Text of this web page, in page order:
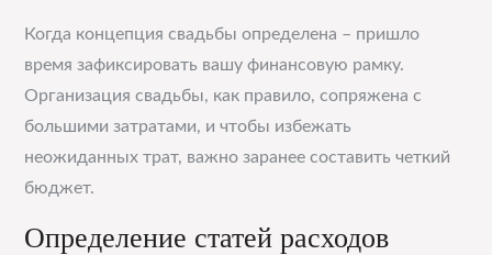
Когда концепция свадьбы определена – пришло
время зафиксировать вашу финансовую рамку.
Организация свадьбы, как правило, сопряжена с
большими затратами, и чтобы избежать
неожиданных трат, важно заранее составить четкий
бюджет.
Определение статей расходов